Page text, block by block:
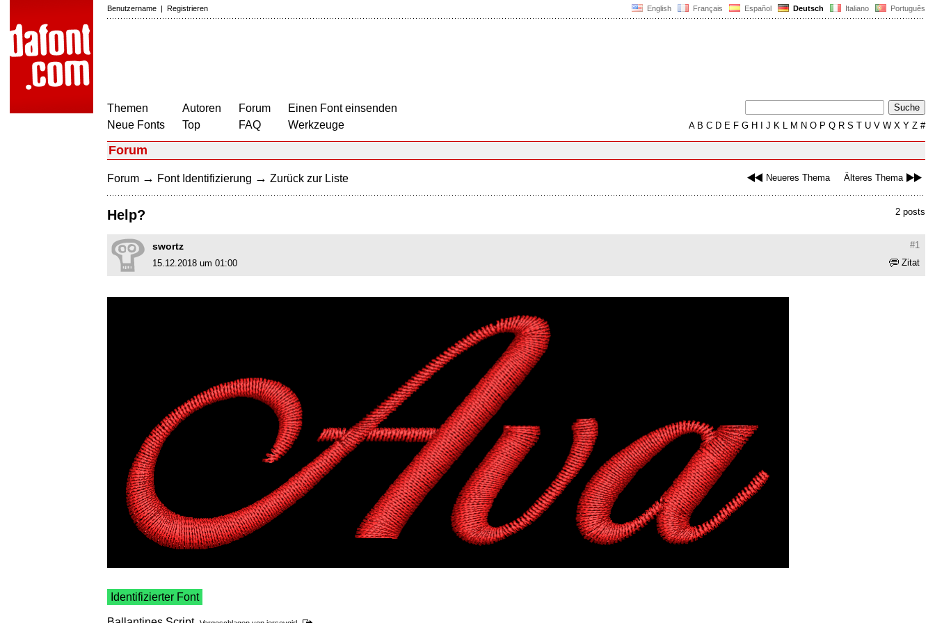
English Français Español Deutsch Italiano Português
Benutzername | Registrieren
Themen
Neue Fonts
Autoren
Top
Forum
FAQ
Einen Font einsenden
Werkzeuge
AB C D E F G H J K L M N O P Q R S T U V W X Y Z #
Forum
Neueres Thema Älteres Thema
Forum → Font Identifizierung → Zurück zur Liste
2 posts
Help?
#1
swortz
Zitat
15.12.2018 um 01:00
Identifizierter Font